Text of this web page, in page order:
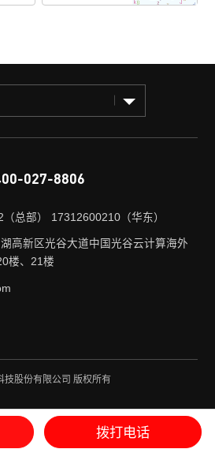
027-8806
总部） 17312600210（华东）
高新区光谷大道中国光谷云计算海外
楼、21楼
股份有限公司 版权所有
号
拨打电话